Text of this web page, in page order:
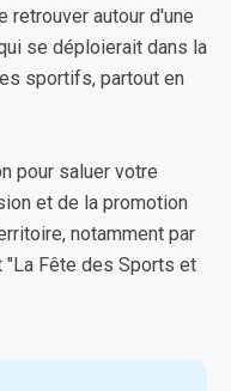
autour d'une
se déploierait dans la
sportifs, partout en
pour saluer votre
et de la promotion
notamment par
"La Fête des Sports et